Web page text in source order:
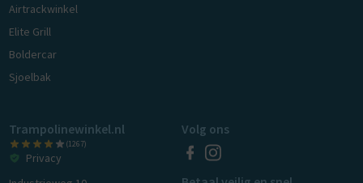
Airtrackwinkel
Elite Grill
Boldercar
Sjoelbak
Trampolinewinkel.nl
(1267)
Privacy
Volg ons